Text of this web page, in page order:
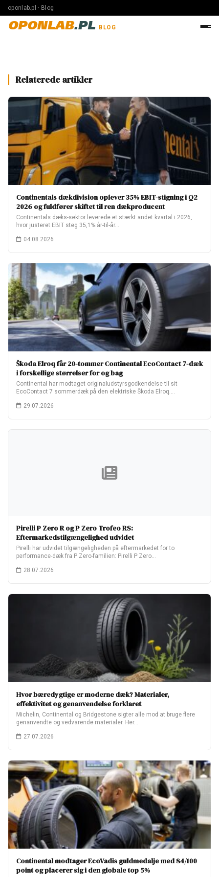
oponlab.pl · Blog
OPONLAB.PL BLOG
Relaterede artikler
Continentals dækdivision oplever 35% EBIT-stigning i Q2
2026 og fuldfører skiftet til ren dækproducent
Continentals dæks-sektor leverede et stærkt andet kvartal i 2026,
hvor justeret EBIT steg 35,1% år-til-år…
04.08.2026
Škoda Elroq får 20-tommer Continental EcoContact 7-dæk
i forskellige størrelser for og bag
Continental har modtaget originaludstyrsgodkendelse til sit
EcoContact 7 sommerdæk på den elektriske Škoda Elroq.
29.07.2026
Pirelli P Zero R og P Zero Trofeo RS:
Eftermarkedstilgængelighed udvidet
Pirelli har udvidet tilgængeligheden på eftermarkedet for to
performance-dæk fra P Zero-familien: Pirelli P Zero…
28.07.2026
Hvor bæredygtige er moderne dæk? Materialer,
effektivitet og genanvendelse forklaret
Michelin, Continental og Bridgestone sigter alle mod at bruge flere
genanvendte og vedvarende materialer. Her…
27.07.2026
Continental modtager EcoVadis guldmedalje med 84/100
point og placerer sig i den globale top 5%